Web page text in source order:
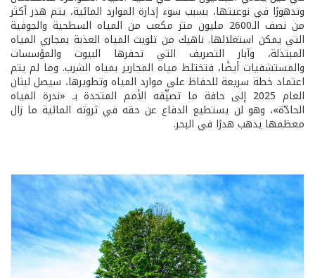
وتدهورًا في نوعيتها، بسبب سوء إدارة الموارد المائية، يتم هدر أكثر
من نصف الـ2600 مليون متر مكعب من المياه السطحية والجوفية
التي يمكن استغلالها. ناهيك من تلويث المياه العذبة بمجاري المياه
المبتذلة، وآبار التصريف التي تحفرها البيوت والمؤسسات
والمستشفيات أيضًا، فتختلط مياه المجارير بمياه الشرب. وما لم يتم
اعتماد خطة سريعة للحفاظ على موارد المياه وتطويرها، سيصل لبنان
العام 2025 إلى حافة ما تصنِّفه الأمم المتحدة بـ «ندرة المياه
الحادّة»، وهو لن يستطيع الدفاع عن حقه في ثروته المائية ما زال
معظمها يذهب هدرًا في البحر.